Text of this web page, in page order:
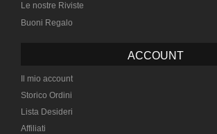
Le nostre Riviste
Buoni Regalo
ACCOUNT
Il mio account
Storico Ordini
Lista Desideri
Affiliati